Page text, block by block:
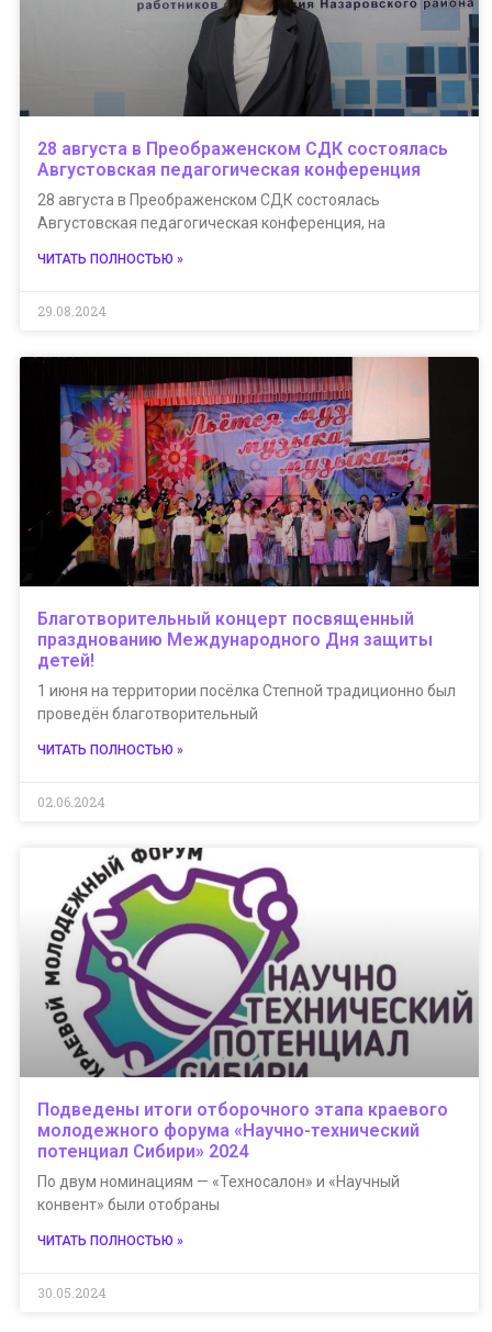
28 августа в Преображенском СДК состоялась
Августовская педагогическая конференция
28 августа в Преображенском СДК состоялась
Августовская педагогическая конференция, на
ЧИТАТЬ ПОЛНОСТЬЮ »
29.08.2024
Благотворительный концерт посвященный
празднованию Международного Дня защиты
детей!
1 июня на территории посёлка Степной традиционно был
проведён благотворительный
ЧИТАТЬ ПОЛНОСТЬЮ »
02.06.2024
Подведены итоги отборочного этапа краевого
молодежного форума «Научно-технический
потенциал Сибири» 2024
По двум номинациям — «Техносалон» и «Научный
конвент» были отобраны
ЧИТАТЬ ПОЛНОСТЬЮ »
30.05.2024